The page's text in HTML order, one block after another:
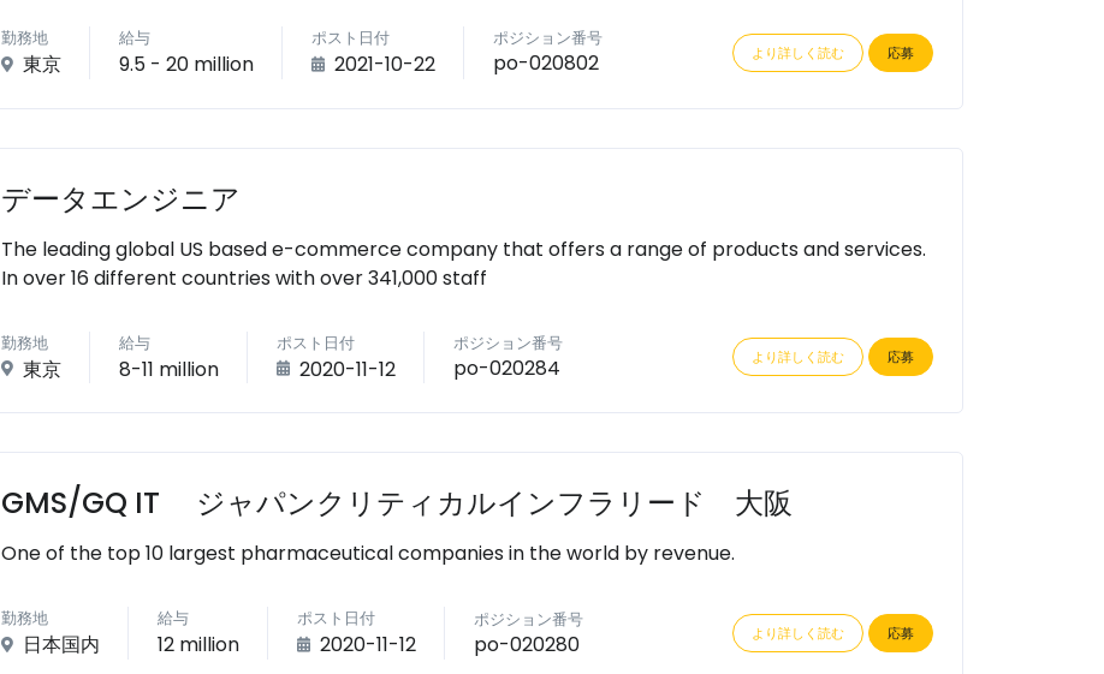
勤務地
東京
給与
9.5 - 20 million
ポスト日付
2021-10-22
ポジション番号
po-020802 より詳しく読む 応募
データエンジニア
The leading global US based e-commerce company that offers a range of products and services.
In over 16 different countries with over 341,000 staff
勤務地
東京
給与
8-11 million
ポスト日付
2020-11-12
ポジション番号
po-020284 より詳しく読む 応募
GMS/GQ IT ジャパンクリティカルインフラリード 大阪
One of the top 10 largest pharmaceutical companies in the world by revenue.
勤務地
日本国内
給与
12 million
ポスト日付
2020-11-12
ポジション番号
po-020280 より詳しく読む 応募